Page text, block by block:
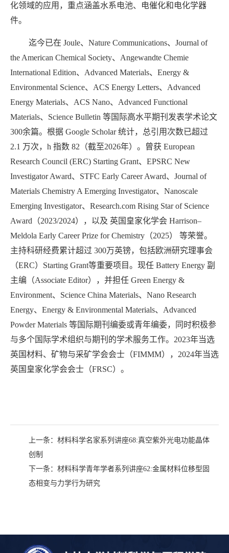
化领域的应用，重点涵盖水系电池、电催化和电化学器
件。
迄今已在 Joule、Nature Communications、Journal of
the American Chemical Society、Angewandte Chemie
International Edition、Advanced Materials、Energy &
Environmental Science、ACS Energy Letters、Advanced
Energy Materials、ACS Nano、Advanced Functional
Materials、Science Bulletin 等国际高水平期刊发表学术论文
300余篇。根据 Google Scholar 统计，总引用次数已超过
2.1 万次，h 指数 82（截至2026年）。曾获 European
Research Council (ERC) Starting Grant、EPSRC New
Investigator Award、STFC Early Career Award、Journal of
Materials Chemistry A Emerging Investigator、Nanoscale
Emerging Investigator、Research.com Rising Star of Science
Award（2023/2024），以及 英国皇家化学会 Harrison–
Meldola Early Career Prize for Chemistry（2025） 等荣誉。
主持科研经费累计超过 300万英镑，包括欧洲研究理事会
（ERC）Starting Grant等重要项目。现任 Battery Energy 副
主编（Associate Editor），并担任 Green Energy &
Environment、Science China Materials、Nano Research
Energy、Energy & Environmental Materials、Advanced
Powder Materials 等国际期刊编委或青年编委，同时积极参
与多个国际学术组织与期刊的学术服务工作。2023年当选
英国材料、矿物与采矿学会会士（FIMMM），2024年当选
英国皇家化学会会士（FRSC）。
上一条： 材料科学名家系列讲座68:真空紫外光电功能晶体
创制
下一条： 材料科学青年学者系列讲座62:金属材料位移型固
态相变与力学行为研究